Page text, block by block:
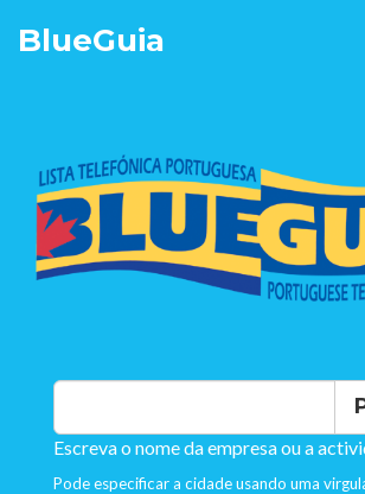
BlueGuia
Escreva o nome da empresa ou a
Pode especificar a cidade usando uma